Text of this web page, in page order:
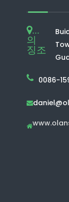
...
의
징조
0086-

